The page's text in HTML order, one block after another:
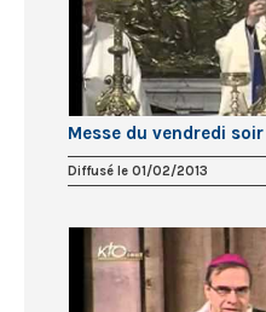
Messe du vendredi soir
Diffusé le 01/02/2013